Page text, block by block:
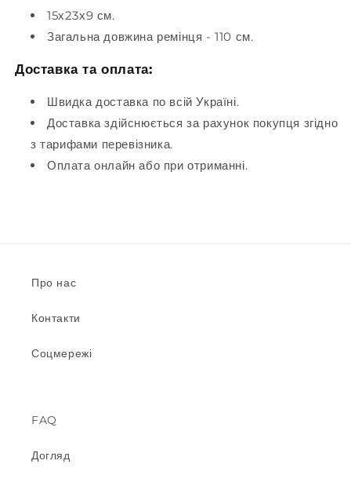
15х23х9 см.
Загальна довжина ремінця - 110 см.
Доставка та оплата:
Швидка доставка по всій Україні.
Доставка здійснюється за рахунок покупця згідно
з тарифами перевізника.
Оплата онлайн або при отриманні.
Про нас
Контакти
Соцмережі
FAQ
Догляд